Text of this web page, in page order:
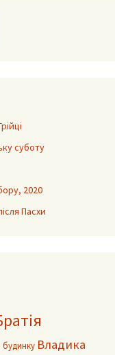
суботу
2020
Пасхи
будинку Владика